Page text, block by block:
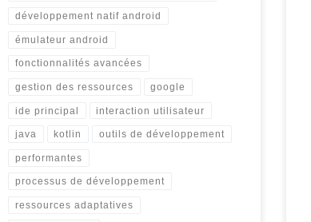
développement natif android
émulateur android
fonctionnalités avancées
gestion des ressources google
ide principal interaction utilisateur
java kotlin outils de développement
performantes
processus de développement
ressources adaptatives